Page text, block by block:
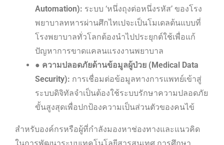
Automation): ระบบ ‘หนึ่งถุงต่อหนึ่งรหัส’ ของโรง
พยาบาลทหารผ่านศึกไทเปจะเป็นโมเดลต้นแบบที่
โรงพยาบาลทั่วโลกต้องนำไปประยุกต์ใช้เพื่อแก้
ปัญหาการขาดแคลนแรงงานพยาบาล
● ความปลอดภัยด้านข้อมูลผู้ป่วย (Medical Data
Security): การเชื่อมต่อข้อมูลทางการแพทย์เข้าสู่
ระบบดิจิทัลจำเป็นต้องใช้ระบบรักษาความปลอดภัย
ขั้นสูงสุดเพื่อปกป้องความเป็นส่วนตัวของคนไข้
สำหรับองค์กรหรือผู้ที่กำลังมองหาช่องทางและแนวคิด